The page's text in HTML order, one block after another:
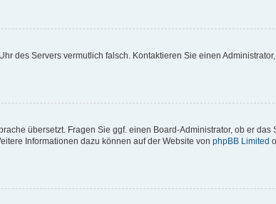
des Servers vermutlich falsch. Kontaktieren Sie einen
übersetzt. Fragen Sie ggf. einen Board-Administrator, ob er das
Informationen dazu können auf der Website von phpBB Limited